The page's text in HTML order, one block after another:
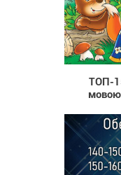
ТОП-
мовою